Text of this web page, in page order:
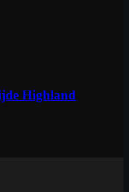
Highland